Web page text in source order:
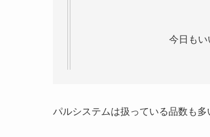
今日もい
パルシステムは扱っている品数も